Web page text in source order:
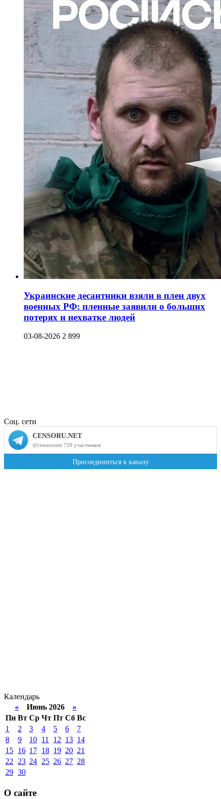
Украинские десантники взяли в плен двух
военных РФ: пленные заявили о больших
потерях и нехватке людей
03-08-2026 2 899
Соц. сети
Календарь
« Июнь 2026 »
Пн Вт Ср Чт Пт Сб Вс
1
2 3 4 5 6
7
8
9 10 11 12 13 14
15 16 17 18 19 20 21
22 23 24 25 26 27 28
29 30
О сайте